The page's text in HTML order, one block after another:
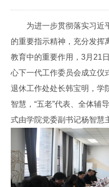
为进一步贯彻落实习近
的重要指示精神，充分发挥
教育中的重要作用，3月21
心下一代工作委员会成立仪
退休工作处处长韩宝明，学
智慧，“五老”代表、全体辅
式由学院党委副书记杨智慧